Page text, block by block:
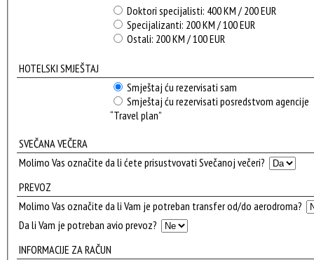
Doktori specijalisti: 400 KM / 200 EUR
Specijalizanti: 200 KM / 100 EUR
Ostali: 200 KM / 100 EUR
HOTELSKI SMJEŠTAJ
Smještaj ću rezervisati sam
Smještaj ću rezervisati posredstvom agencije
“Travel plan”
SVEČANA VEČERA
Molimo Vas označite da li ćete prisustvovati Svečanoj večeri?
PREVOZ
Molimo Vas označite da li Vam je potreban transfer od/do aerodroma?
Da li Vam je potreban avio prevoz?
INFORMACIJE ZA RAČUN